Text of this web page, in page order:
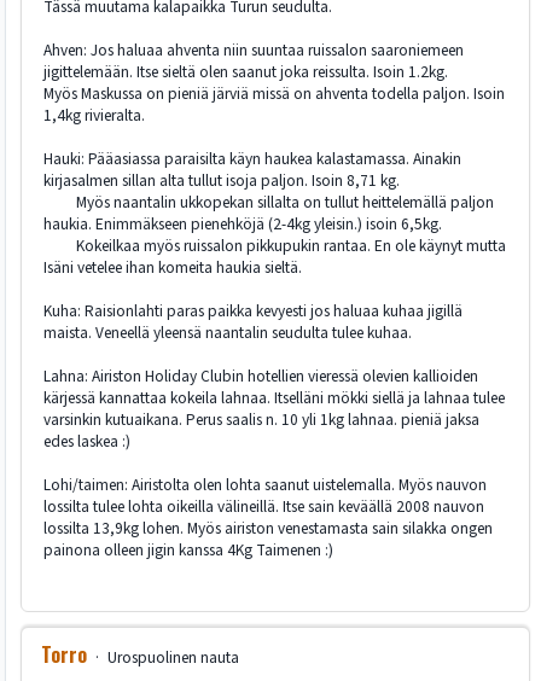
Tässä muutama kalapaikka Turun seudulta.
Ahven: Jos haluaa ahventa niin suuntaa ruissalon saaroniemeen
jigittelemään. Itse sieltä olen saanut joka reissulta. Isoin 1.2kg.
Myös Maskussa on pieniä järviä missä on ahventa todella paljon. Isoin
1,4kg rivieralta.
Hauki: Pääasiassa paraisilta käyn haukea kalastamassa. Ainakin
kirjasalmen sillan alta tullut isoja paljon. Isoin 8,71 kg.
Myös naantalin ukkopekan sillalta on tullut heittelemällä paljon
haukia. Enimmäkseen pienehköjä (2-4kg yleisin.) isoin 6,5kg.
Kokeilkaa myös ruissalon pikkupukin rantaa. En ole käynyt mutta
Isäni vetelee ihan komeita haukia sieltä.
Kuha: Raisionlahti paras paikka kevyesti jos haluaa kuhaa jigillä
maista. Veneellä yleensä naantalin seudulta tulee kuhaa.
Lahna: Airiston Holiday Clubin hotellien vieressä olevien kallioiden
kärjessä kannattaa kokeila lahnaa. Itselläni mökki siellä ja lahnaa tulee
varsinkin kutuaikana. Perus saalis n. 10 yli 1kg lahnaa. pieniä jaksa
edes laskea :)
Lohi/taimen: Airistolta olen lohta saanut uistelemalla. Myös nauvon
lossilta tulee lohta oikeilla välineillä. Itse sain keväällä 2008 nauvon
lossilta 13,9kg lohen. Myös airiston venestamasta sain silakka ongen
painona olleen jigin kanssa 4Kg Taimenen :)
Torro
Urospuolinen nauta